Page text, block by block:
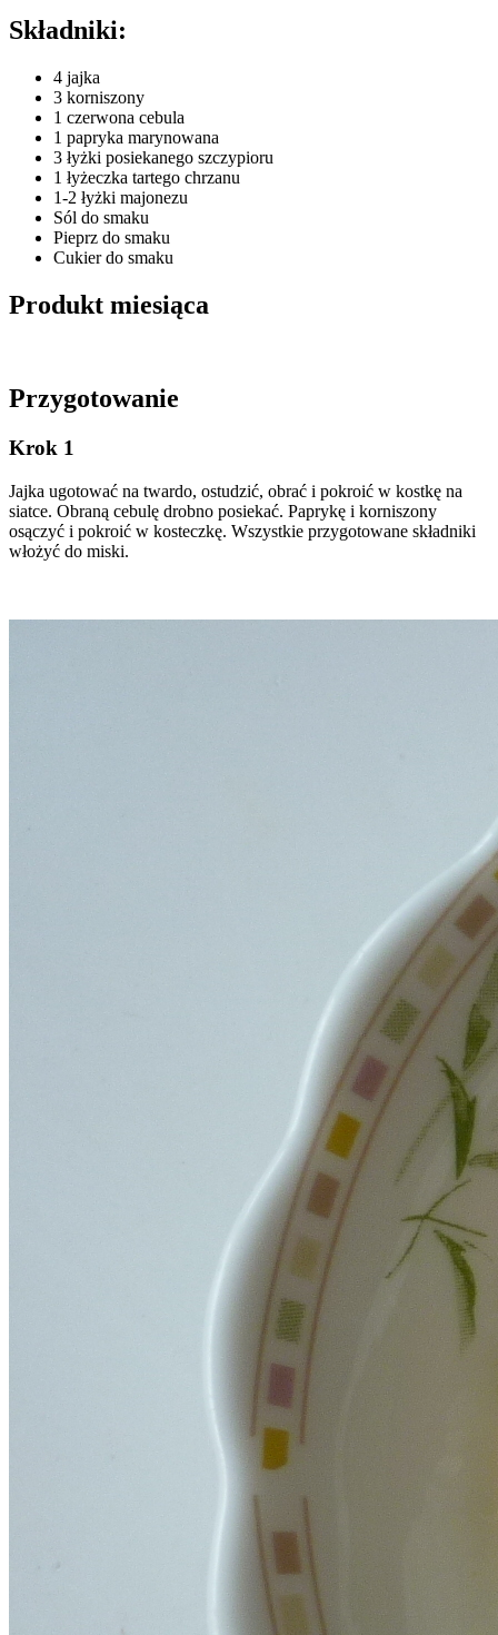
Składniki:
4 jajka
3 korniszony
1 czerwona cebula
1 papryka marynowana
3 łyżki posiekanego szczypioru
1 łyżeczka tartego chrzanu
1-2 łyżki majonezu
Sól do smaku
Pieprz do smaku
Cukier do smaku
Produkt miesiąca
Przygotowanie
Krok 1
Jajka ugotować na twardo, ostudzić, obrać i pokroić w kostkę na
siatce. Obraną cebulę drobno posiekać. Paprykę i korniszony
osączyć i pokroić w kosteczkę. Wszystkie przygotowane składniki
włożyć do miski.